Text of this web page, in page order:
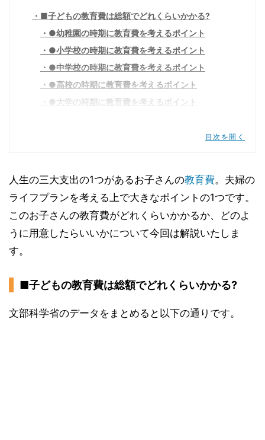
■子どもの教育費は総額でどれくらいかかる?
●幼稚園の時期に教育費を考えるポイント
●小学校の時期に教育費を考えるポイント
●中学校の時期に教育費を考えるポイント
●高校の時期に教育費を考えるポイント
●大学の時期に教育費を考えるポイント
●貯金
■奨学金・ローンは最後の手段
目次を開く
人生の三大支出の1つがあるお子さんの教育費。夫婦の
ライフプランを考える上で大きなポイントの1つです。
このお子さんの教育費がどれくらいかかるか、どのよ
うに用意したらいいかについて今回は解説いたしま
す。
■子どもの教育費は総額でどれくらいかかる?
文部科学省のデータをまとめると以下の通りです。